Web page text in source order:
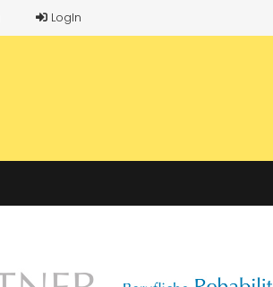
LogIn